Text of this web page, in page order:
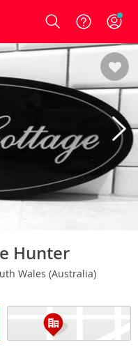
Login
Hunter
Wales (Australia)